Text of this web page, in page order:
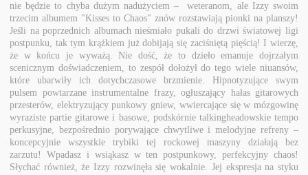
nie będzie to chyba dużym nadużyciem – weteranom, ale Izzy swoim
trzecim albumem "Kisses to Chaos" znów rozstawiają pionki na planszy!
Jeśli na poprzednich albumach nieśmiało pukali do drzwi światowej ligi
postpunku, tak tym krążkiem już dobijają się zaciśniętą pięścią! I wierzę,
że w końcu je wyważą. Nie dość, że to dzieło emanuje dojrzałym
scenicznym doświadczeniem, to zespół dołożył do tego wiele niuansów,
które ubarwiły ich dotychczasowe brzmienie. Hipnotyzujące swym
pulsem powtarzane instrumentalne frazy, ogłuszający hałas gitarowych
przesterów, elektryzujący punkowy gniew, wwiercające się w mózgowinę
wyraziste partie gitarowe i basowe, podskórnie talkingheadowskie tempo
perkusyjne, bezpośrednio porywające chwytliwe i melodyjne refreny –
koncepcyjnie wszystkie trybiki tej rockowej maszyny działają bez
zarzutu! Wpadasz i wsiąkasz w ten postpunkowy, perfekcyjny chaos!
Słychać również, że Izzy rozwinęła się wokalnie. Jej ekspresja na styku